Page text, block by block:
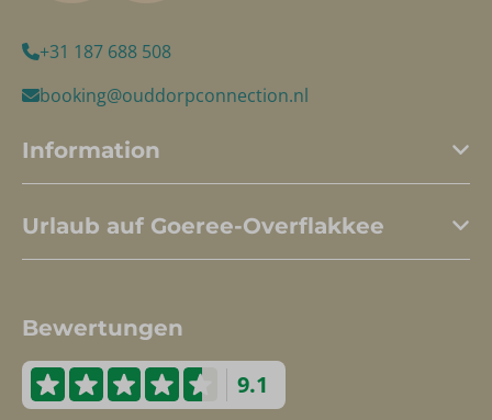
+31 187 688 508
booking@ouddorpconnection.nl
Information
Urlaub auf Goeree-Overflakkee
Bewertungen
9.1